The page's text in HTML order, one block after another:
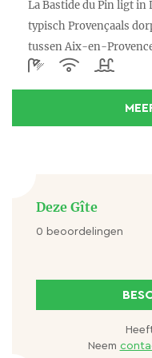
en wijnvelden en
Entrecasteaux (mooi
Abdij du Thoronet bij
Het enorme
Canyon du Verdon
ongeveer 10
Saint-Tropez (45-
La Bastide du Pin ligt
typisch Provençaals
tussen Aix-en-
Deze Gîte
0 beoordelingen
Neem